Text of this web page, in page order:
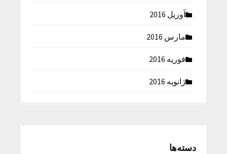
آوریل 2016
مارس 2016
فوریه 2016
ژانویه 2016
دسته‌ها